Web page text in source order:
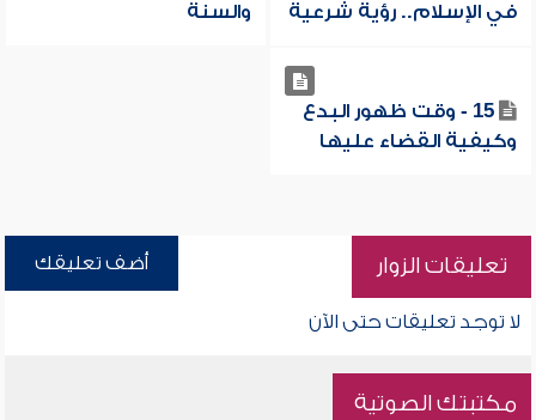
في الإسلام.. رؤية شرعية
والسنة
15 - وقت ظهور البدع
وكيفية القضاء عليها
تعليقات الزوار أضف تعليقك
لا توجد تعليقات حتى الآن
مكتبتك الصوتية